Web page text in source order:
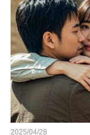
2025/04/28